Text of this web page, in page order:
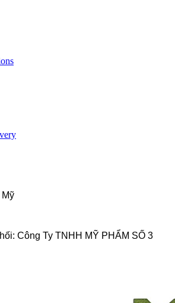
Công Ty TNHH MỸ PHẨM SỐ 3